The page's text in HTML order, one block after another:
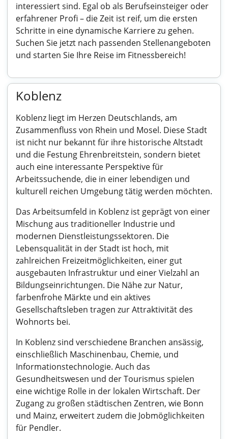
interessiert sind. Egal ob als Berufseinsteiger oder
erfahrener Profi – die Zeit ist reif, um die ersten
Schritte in eine dynamische Karriere zu gehen.
Suchen Sie jetzt nach passenden Stellenangeboten
und starten Sie Ihre Reise im Fitnessbereich!
Koblenz
Koblenz liegt im Herzen Deutschlands, am
Zusammenfluss von Rhein und Mosel. Diese Stadt
ist nicht nur bekannt für ihre historische Altstadt
und die Festung Ehrenbreitstein, sondern bietet
auch eine interessante Perspektive für
Arbeitssuchende, die in einer lebendigen und
kulturell reichen Umgebung tätig werden möchten.
Das Arbeitsumfeld in Koblenz ist geprägt von einer
Mischung aus traditioneller Industrie und
modernen Dienstleistungssektoren. Die
Lebensqualität in der Stadt ist hoch, mit
zahlreichen Freizeitmöglichkeiten, einer gut
ausgebauten Infrastruktur und einer Vielzahl an
Bildungseinrichtungen. Die Nähe zur Natur,
farbenfrohe Märkte und ein aktives
Gesellschaftsleben tragen zur Attraktivität des
Wohnorts bei.
In Koblenz sind verschiedene Branchen ansässig,
einschließlich Maschinenbau, Chemie, und
Informationstechnologie. Auch das
Gesundheitswesen und der Tourismus spielen
eine wichtige Rolle in der lokalen Wirtschaft. Der
Zugang zu großen städtischen Zentren, wie Bonn
und Mainz, erweitert zudem die Jobmöglichkeiten
für Pendler.